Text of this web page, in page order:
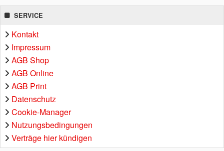
SERVICE
Kontakt
Impressum
AGB Shop
AGB Online
AGB Print
Datenschutz
Cookie-Manager
Nutzungsbedingungen
Verträge hier kündigen